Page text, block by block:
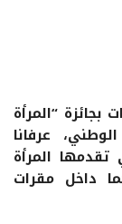
“المرأة
الوطني، عرفانا
تقدمها المرأة
داخل مقرات